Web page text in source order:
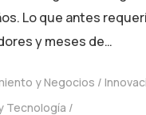
Lo que antes
y meses de…
y Negocios
Tecnología